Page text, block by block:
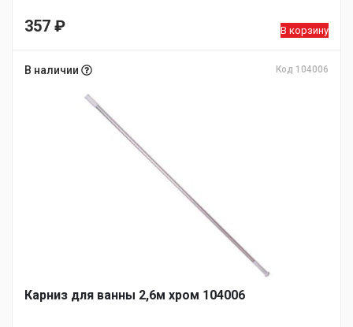
357 ₽ В корзину
В наличии Код 104006
Карниз для ванны 2,6м хром 104006